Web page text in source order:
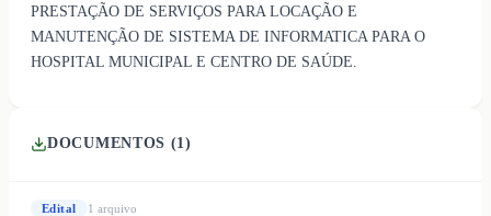
PRESTAÇÃO DE SERVIÇOS PARA LOCAÇÃO E
MANUTENÇÃO DE SISTEMA DE INFORMATICA PARA O
HOSPITAL MUNICIPAL E CENTRO DE SAÚDE.
DOCUMENTOS (1)
Edital 1 arquivo